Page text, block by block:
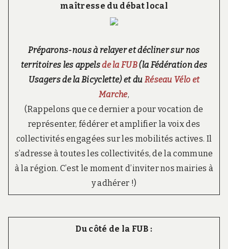
o
i
r
l
m
o
b
i
i
t
d
u
maîtresse du débat local
Préparons-nous à relayer et décliner sur nos
territoires les appelsde la FUB(la Fédération des
Usagers de la Bicyclette) et du Réseau Vélo et
Marche,
(Rappelons que ce dernier a pour vocation de
représenter, fédérer et amplifier la voix des
collectivités engagées sur les mobilités actives. Il
s’adresse à toutes les collectivités, de la commune
à la région. C’est le moment d’inviter nos mairies à
y adhérer !)
Du côté de la FUB :